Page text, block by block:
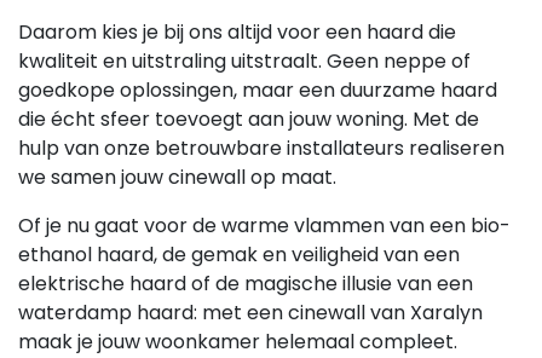
Daarom kies je bij ons altijd voor een haard die
kwaliteit en uitstraling uitstraalt. Geen neppe of
goedkope oplossingen, maar een duurzame haard
die écht sfeer toevoegt aan jouw woning. Met de
hulp van onze betrouwbare installateurs realiseren
we samen jouw cinewall op maat.
Of je nu gaat voor de warme vlammen van een bio-
ethanol haard, de gemak en veiligheid van een
elektrische haard of de magische illusie van een
waterdamp haard: met een cinewall van Xaralyn
maak je jouw woonkamer helemaal compleet.